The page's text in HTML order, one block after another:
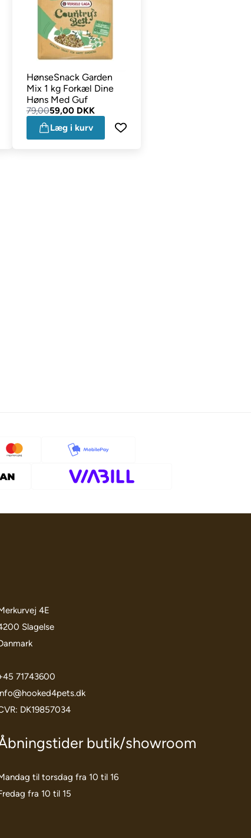
HønseSnack Garden
Mix 1 kg Forkæl Dine
Høns Med Guf
79,0059,00 DKK
Læg i kurv
4E
Slagelse
71743600
DK19857034
butik/showroom
til torsdag fra 10 til 16
fra 10 til 15